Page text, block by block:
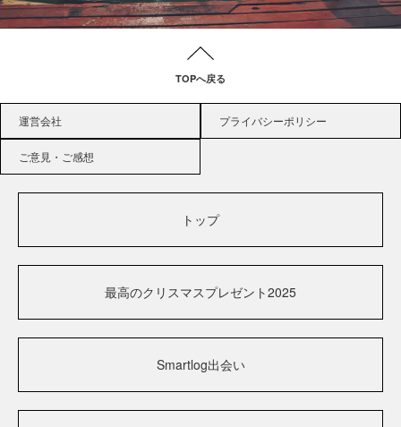
TOPへ戻る
運営会社 プライバシーポリシー
ご意見・ご感想
トップ
最高のクリスマスプレゼント2025
Smartlog出会い